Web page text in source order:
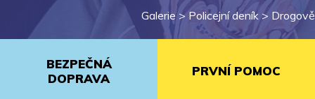
Galerie >Policejní deník >
BEZPEČNÁ
DOPRAVA
PRVNÍ POMOC